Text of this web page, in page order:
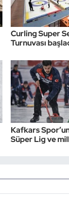
Curling Super
Turnuvası
Kafkars
Süper Lig ve